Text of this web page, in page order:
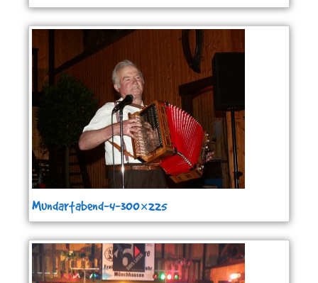
Mundartabend-4-300×225